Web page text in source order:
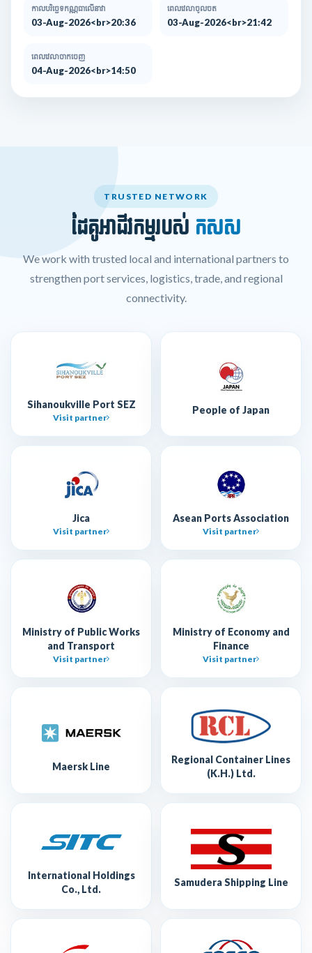
កាលបរិច្ឆេទកណ្ណធាលើនាវា
03-Aug-2026<br>20:36
ពេលវេលាចូលចត
03-Aug-2026<br>21:42
ពេលវេលាចាកចេញ
04-Aug-2026<br>14:50
TRUSTED NETWORK
ដៃគូអាជីវកម្មរបស់ កសស
We work with trusted local and international partners to
strengthen port services, logistics, trade, and regional
connectivity.
Sihanoukville Port SEZ
Visit partner
People of Japan
Jica
Visit partner
Asean Ports Association
Visit partner
Ministry of Public Works
and Transport
Visit partner
Ministry of Economy and
Finance
Visit partner
Maersk Line
Regional Container Lines
(K.H.) Ltd.
International Holdings
Co., Ltd.
Samudera Shipping Line